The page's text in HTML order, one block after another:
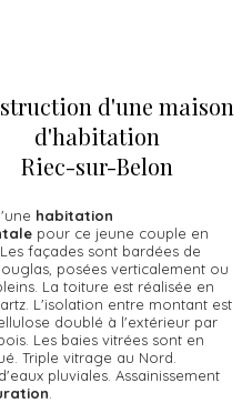
d'une maison
d'habitation
Riec-sur-Belon
habitation
pour ce jeune couple en
façades sont bardées de
posées verticalement ou
La toiture est réalisée en
L'isolation entre montant est
doublé à l'extérieur par
Les baies vitrées sont en
Triple vitrage au Nord.
pluviales. Assainissement